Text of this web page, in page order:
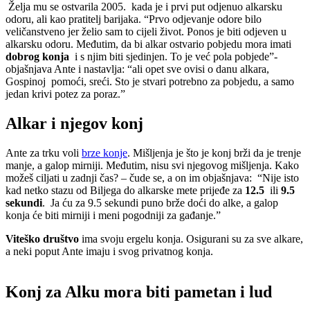
Želja mu se ostvarila 2005. kada je i prvi put odjenuo alkarsku
odoru, ali kao pratitelj barijaka. “Prvo odjevanje odore bilo
veličanstveno jer želio sam to cijeli život. Ponos je biti odjeven u
alkarsku odoru. Međutim, da bi alkar ostvario pobjedu mora imati
dobrog konja i s njim biti sjedinjen. To je već pola pobjede”-
objašnjava Ante i nastavlja: “ali opet sve ovisi o danu alkara,
Gospinoj pomoći, sreći. Sto je stvari potrebno za pobjedu, a samo
jedan krivi potez za poraz.”
Alkar i njegov konj
Ante za trku voli brze konje. Mišljenja je što je konj brži da je trenje
manje, a galop mirniji. Međutim, nisu svi njegovog mišljenja. Kako
možeš ciljati u zadnji čas? – čude se, a on im objašnjava: “Nije isto
kad netko stazu od Biljega do alkarske mete prijeđe za 12.5 ili 9.5
sekundi. Ja ću za 9.5 sekundi puno brže doći do alke, a galop
konja će biti mirniji i meni pogodniji za gađanje.”
Viteško društvo ima svoju ergelu konja. Osigurani su za sve alkare,
a neki poput Ante imaju i svog privatnog konja.
Konj za Alku mora biti pametan i lud